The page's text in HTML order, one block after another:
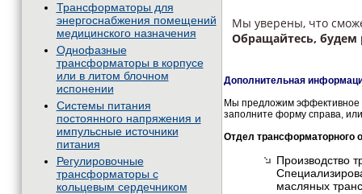
Трансформаторы для
энергоснабжения помещений
медицинского назначения
Однофазные
трансформаторы в корпусе
или в литом блочном
испонении
Системы питания
постоянного напряжения и
импульсные источники
питания
Регулировочные
трансформаторы с
кольцевым сердечником
Мы уверены, что
Обращайтесь, будем
Дополнительная
Мы предложим эффективное
заполните форму справа,
Отдел трансформаторного
Производство
масляных